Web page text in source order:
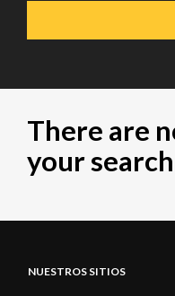
There are
your search
NUESTROS SITIOS